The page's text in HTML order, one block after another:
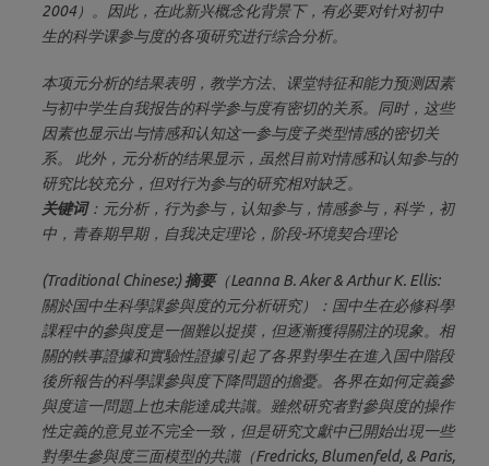
2004）。因此，在此新兴概念化背景下，有必要对针对初中
生的科学课参与度的各项研究进行综合分析。
本项元分析的结果表明，教学方法、课堂特征和能力预测因素
与初中学生自我报告的科学参与度有密切的关系。同时，这些
因素也显示出与情感和认知这一参与度子类型情感的密切关
系。 此外，元分析的结果显示，虽然目前对情感和认知参与的
研究比较充分，但对行为参与的研究相对缺乏。
关键词：元分析，行为参与，认知参与，情感参与，科学，初
中，青春期早期，自我决定理论，阶段-环境契合理论
(Traditional Chinese:)摘要（Leanna B. Aker & Arthur K. Ellis:
關於国中生科學課參與度的元分析研究）：国中生在必修科學
課程中的參與度是一個難以捉摸，但逐漸獲得關注的現象。相
關的軼事證據和實驗性證據引起了各界對學生在進入国中階段
後所報告的科學課參與度下降問題的擔憂。各界在如何定義參
與度這一問題上也未能達成共識。雖然研究者對參與度的操作
性定義的意見並不完全一致，但是研究文獻中已開始出現一些
對學生參與度三面模型的共識（Fredricks, Blumenfeld, & Paris,